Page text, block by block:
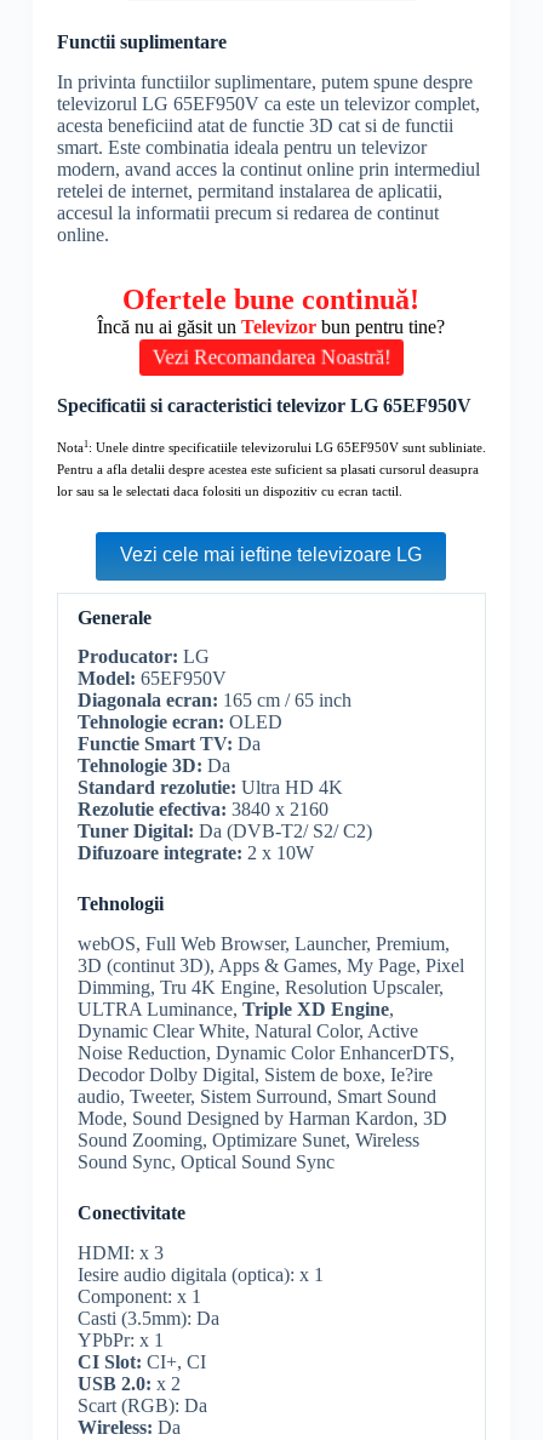
Functii suplimentare
In privinta functiilor suplimentare, putem spune despre
televizorul LG 65EF950V ca este un televizor complet,
acesta beneficiind atat de functie 3D cat si de functii
smart. Este combinatia ideala pentru un televizor
modern, avand acces la continut online prin intermediul
retelei de internet, permitand instalarea de aplicatii,
accesul la informatii precum si redarea de continut
online.
Ofertele bune continuă!
Încă nu ai găsit unTelevizorbun pentru tine?
Vezi Recomandarea Noastră!
Specificatii si caracteristici televizor LG 65EF950V
Nota1: Unele dintre specificatiile televizorului LG 65EF950V sunt subliniate.
Pentru a afla detalii despre acestea este suficient sa plasati cursorul deasupra
lor sau sa le selectati daca folositi un dispozitiv cu ecran tactil.
Vezi cele mai ieftine televizoare LG
Generale
Producator: LG
Model: 65EF950V
Diagonala ecran: 165 cm / 65 inch
Tehnologie ecran: OLED
Functie Smart TV: Da
Tehnologie 3D: Da
Standard rezolutie: Ultra HD 4K
Rezolutieefectiva: 3840 x 2160
Tuner Digital: Da (DVB-T2/ S2/ C2)
Difuzoare integrate: 2 x 10W
Tehnologii
webOS, Full Web Browser, Launcher, Premium,
3D (continut 3D), Apps & Games, My Page, Pixel
Dimming, Tru 4K Engine, Resolution Upscaler,
ULTRA Luminance, Triple XD Engine,
Dynamic Clear White, Natural Color, Active
Noise Reduction, Dynamic Color EnhancerDTS,
DecodorDolbyDigital, Sistem de boxe, Ie?ire
audio, Tweeter, Sistem Surround, Smart Sound
Mode, Sound Designed by Harman Kardon, 3D
Sound Zooming, Optimizare Sunet, Wireless
Sound Sync, Optical Sound Sync
Conectivitate
HDMI: x 3
Iesire audio digitala (optica): x 1
Component: x 1
Casti (3.5mm): Da
YPbPr: x 1
CI Slot: CI+, CI
USB 2.0: x 2
Scart(RGB): Da
Wireless: Da